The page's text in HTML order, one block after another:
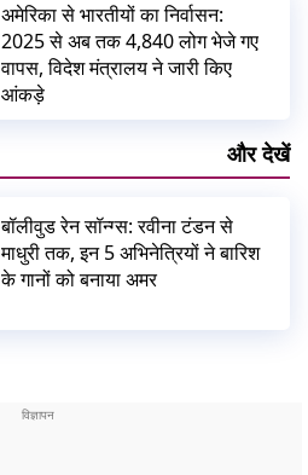
अमेरिका से भारतीयों का निर्वासन:
2025 से अब तक 4,840 लोग भेजे गए
वापस, विदेश मंत्रालय ने जारी किए
आंकड़े
और देखें
बॉलीवुड रेन सॉन्ग्स: रवीना टंडन से
माधुरी तक, इन 5 अभिनेत्रियों ने बारिश
के गानों को बनाया अमर